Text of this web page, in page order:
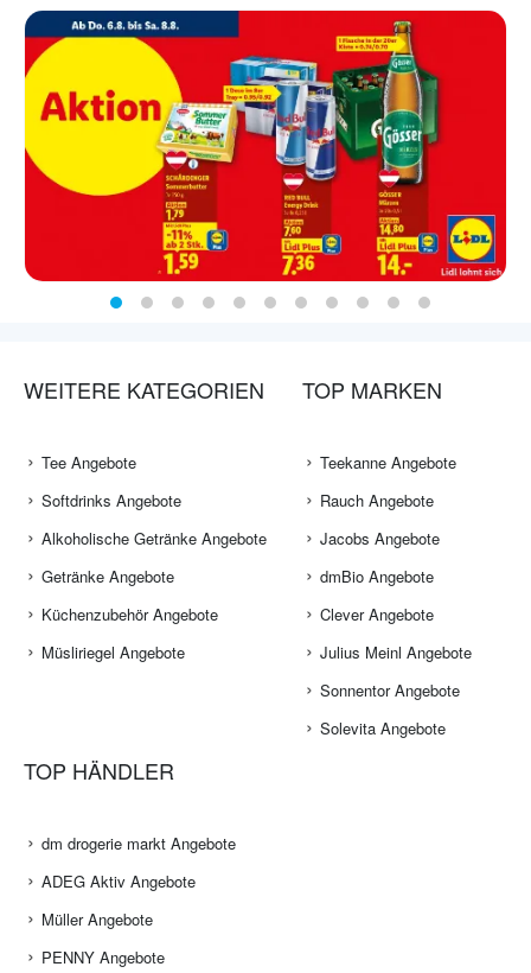
WEITERE KATEGORIEN
Tee Angebote
Softdrinks Angebote
Alkoholische Getränke Angebote
Getränke Angebote
Küchenzubehör Angebote
Müsliriegel Angebote
TOP MARKEN
Teekanne Angebote
Rauch Angebote
Jacobs Angebote
dmBio Angebote
Clever Angebote
Julius Meinl Angebote
Sonnentor Angebote
Solevita Angebote
TOP HÄNDLER
dm drogerie markt Angebote
ADEG Aktiv Angebote
Müller Angebote
PENNY Angebote